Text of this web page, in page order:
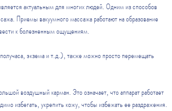
актуальным для многих людей. Одним из способов
Приемы вакуумного массажа работают на образование
к болезненным ощущениям.
экзема и т.д.), также можно просто перемещать
воздушный карман. Это означает, что аппарат работает
избегать, укрепить кожу, чтобы избежать ее раздражения.